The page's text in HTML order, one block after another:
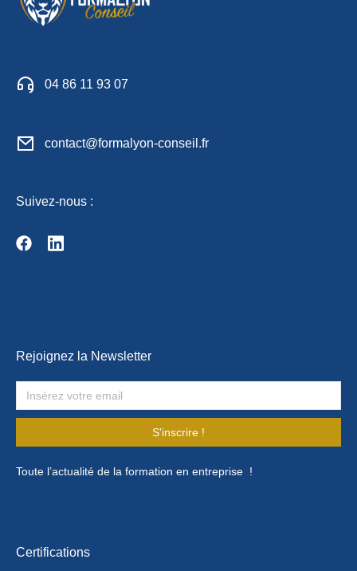
04 86 11 93 07
contact@formalyon-conseil.fr
Suivez-nous :
Rejoignez la Newsletter
S'inscrire !
Toute l’actualité de la formation en entreprise !
Certifications